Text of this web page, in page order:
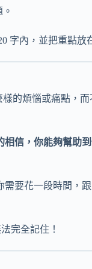
字內，並把重點放
的煩惱或痛點，
信，你能夠幫助
要花一段時間，
完全記住！